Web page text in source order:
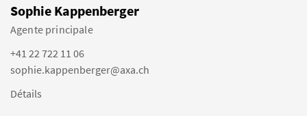
Sophie Kappenberger
Agente principale
+41 22 722 11 06
sophie.kappenberger@axa.ch
Détails